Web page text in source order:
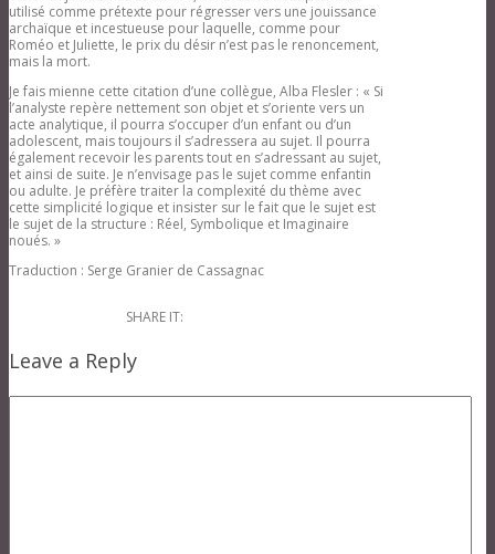
utilisé comme prétexte pour régresser vers une jouissance
archaïque et incestueuse pour laquelle, comme pour
Roméo et Juliette, le prix du désir n’est pas le renoncement,
mais la mort.
Je fais mienne cette citation d’une collègue, Alba Flesler : « Si
l’analyste repère nettement son objet et s’oriente vers un
acte analytique, il pourra s’occuper d’un enfant ou d’un
adolescent, mais toujours il s’adressera au sujet. Il pourra
également recevoir les parents tout en s’adressant au sujet,
et ainsi de suite. Je n’envisage pas le sujet comme enfantin
ou adulte. Je préfère traiter la complexité du thème avec
cette simplicité logique et insister sur le fait que le sujet est
le sujet de la structure : Réel, Symbolique et Imaginaire
noués. »
Traduction : Serge Granier de Cassagnac
SHARE IT:
Leave a Reply